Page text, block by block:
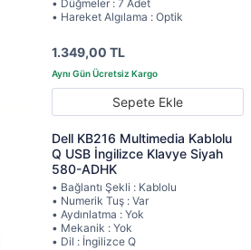
• Düğmeler : 7 Adet
• Hareket Algılama : Optik
1.349,00 TL
Sepete Ekle
Dell KB216 Multimedia Kablolu
Q USB İngilizce Klavye Siyah
580-ADHK
• Bağlantı Şekli : Kablolu
• Numerik Tuş : Var
• Aydınlatma : Yok
• Mekanik : Yok
• Dil : İngilizce Q